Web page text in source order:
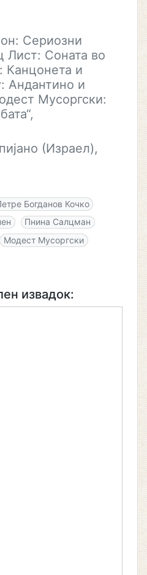
Сериозни
Лист: Соната во
Канцонета и
Андантино и
Мусоргски:
(Израел),
Богданов Кочко
Пнина Салцман
Модест Мусоргски
извадок: